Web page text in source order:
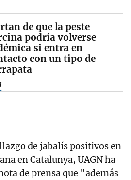
de que la peste
podría volverse
si entra en
con un tipo de
de jabalís positivos en
en Catalunya, UAGN ha
de prensa que "además